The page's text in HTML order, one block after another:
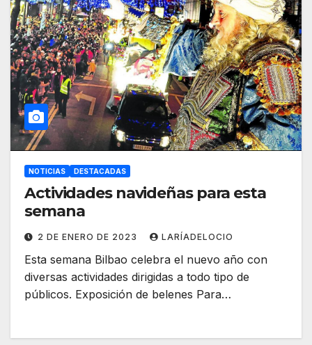
NOTICIAS DESTACADAS
Actividades navideñas para esta
semana
2 DE ENERO DE 2023 LARÍADELOCIO
Esta semana Bilbao celebra el nuevo año con
diversas actividades dirigidas a todo tipo de
públicos. Exposición de belenes Para…